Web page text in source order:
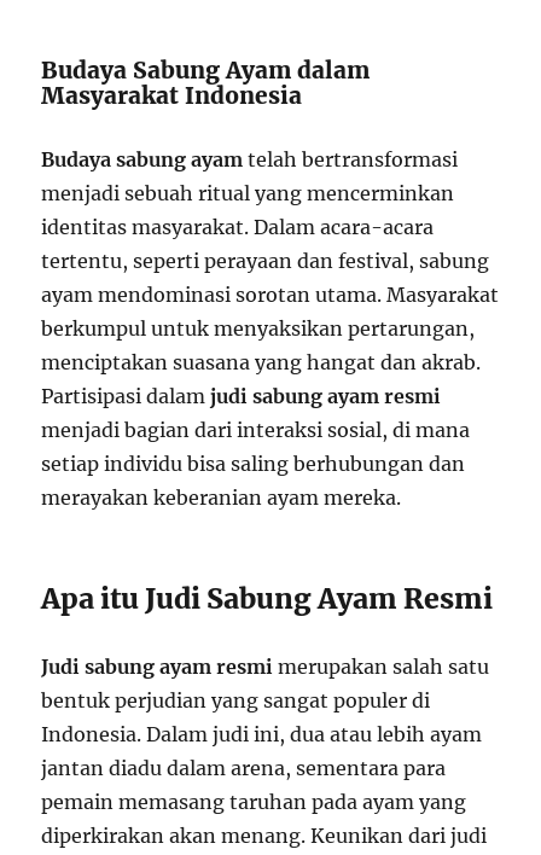
Budaya Sabung Ayam dalam
Masyarakat Indonesia
Budaya sabung ayam telah bertransformasi
menjadi sebuah ritual yang mencerminkan
identitas masyarakat. Dalam acara-acara
tertentu, seperti perayaan dan festival, sabung
ayam mendominasi sorotan utama. Masyarakat
berkumpul untuk menyaksikan pertarungan,
menciptakan suasana yang hangat dan akrab.
Partisipasi dalamjudi sabung ayam resmi
menjadi bagian dari interaksi sosial, di mana
setiap individu bisa saling berhubungan dan
merayakan keberanian ayam mereka.
Apa itu Judi Sabung Ayam Resmi
Judi sabung ayam resmi merupakan salah satu
bentuk perjudian yang sangat populer di
Indonesia. Dalam judi ini, dua atau lebih ayam
jantan diadu dalam arena, sementara para
pemain memasang taruhan pada ayam yang
diperkirakan akan menang. Keunikan dari judi